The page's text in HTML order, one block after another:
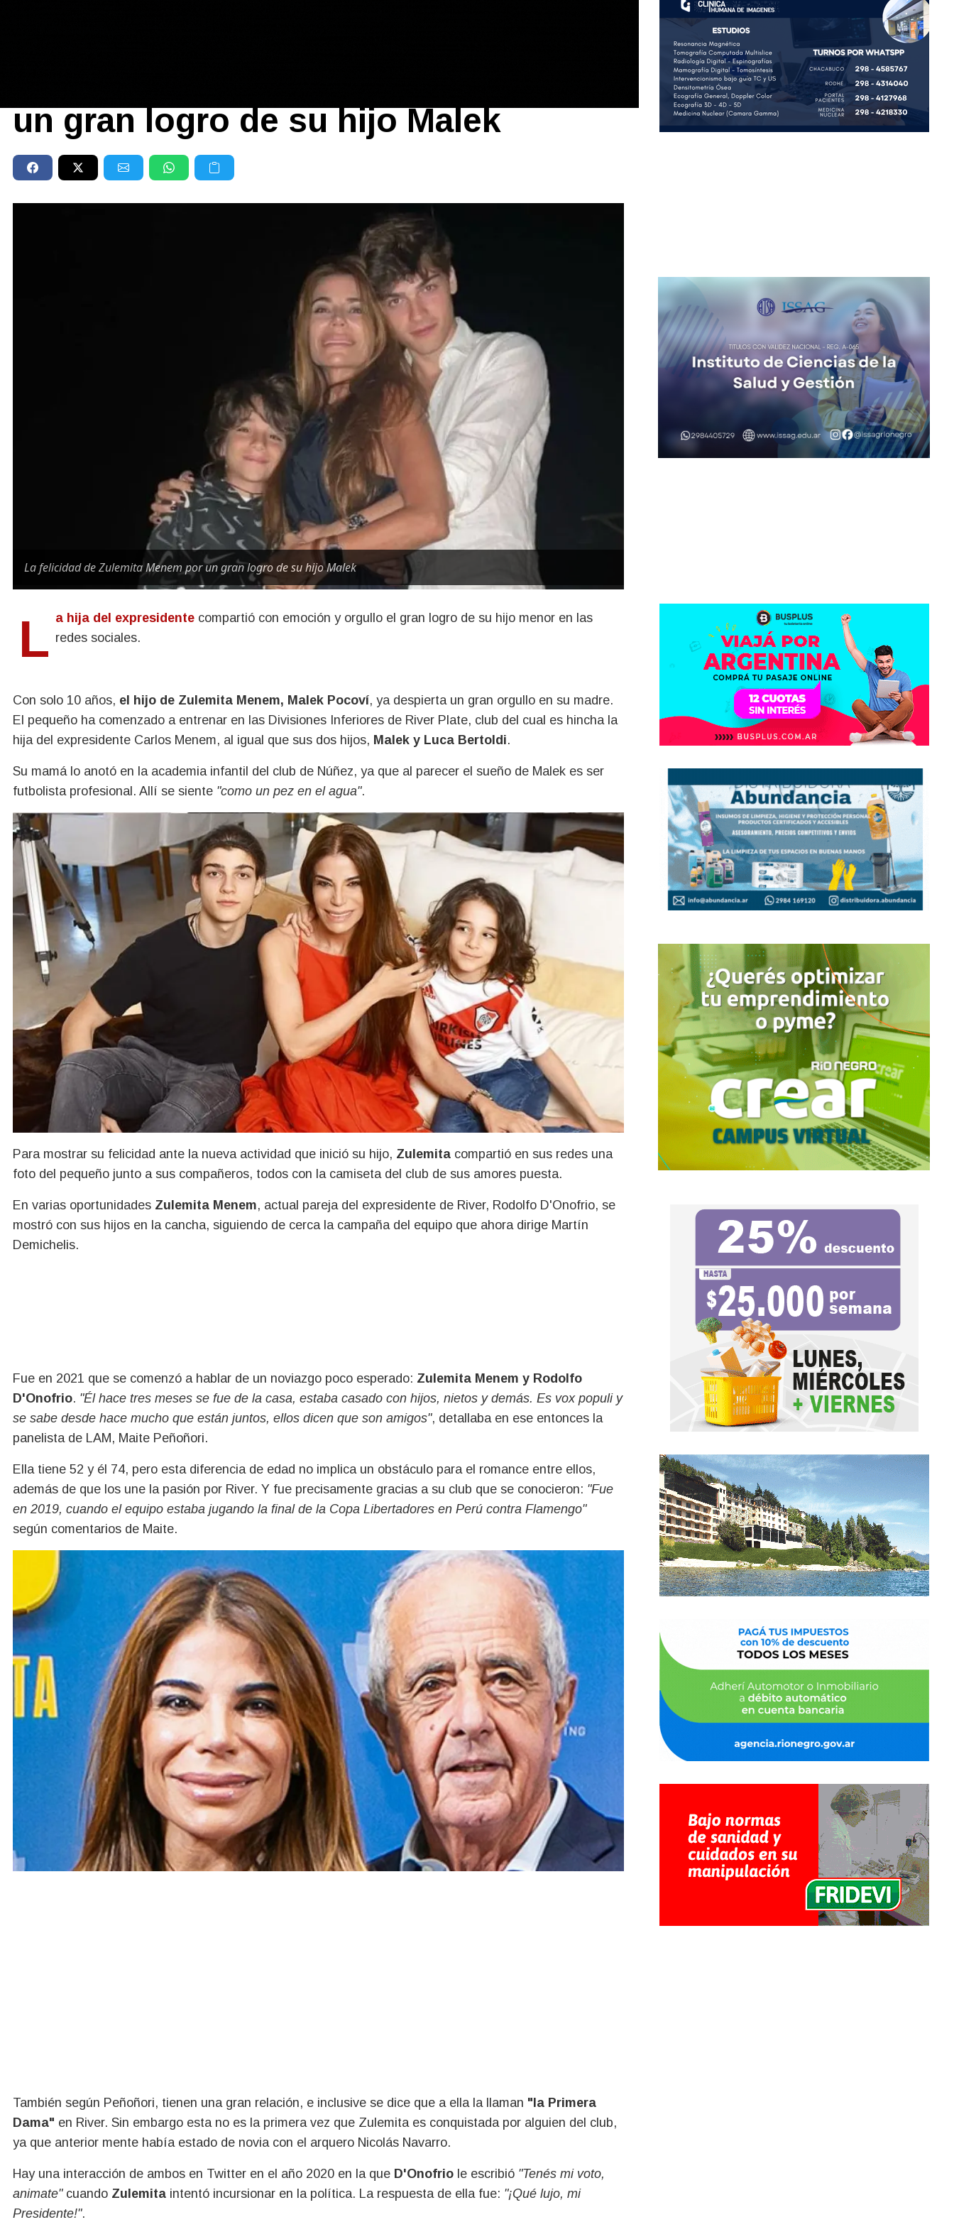
un gran logro de su hijo Malek
La felicidad de Zulemita Menem por un gran logro de su hijo Malek
La hija del expresidente compartió con emoción y orgullo el gran logro de su hijo menor en las
redes sociales.
Con solo 10 años, el hijo de Zulemita Menem, Malek Pocoví, ya despierta un gran orgullo en su madre.
El pequeño ha comenzado a entrenar en las Divisiones Inferiores de River Plate, club del cual es hincha la
hija del expresidente Carlos Menem, al igual que sus dos hijos, Malek y Luca Bertoldi.
Su mamá lo anotó en la academia infantil del club de Núñez, ya que al parecer el sueño de Malek es ser
futbolista profesional. Allí se siente "como un pez en el agua".
Para mostrar su felicidad ante la nueva actividad que inició su hijo, Zulemita compartió en sus redes una
foto del pequeño junto a sus compañeros, todos con la camiseta del club de sus amores puesta.
En varias oportunidades Zulemita Menem, actual pareja del expresidente de River, Rodolfo D'Onofrio, se
mostró con sus hijos en la cancha, siguiendo de cerca la campaña del equipo que ahora dirige Martín
Demichelis.
Fue en 2021 que se comenzó a hablar de un noviazgo poco esperado: Zulemita Menem y Rodolfo
D'Onofrio. "Él hace tres meses se fue de la casa, estaba casado con hijos, nietos y demás. Es vox populi y
se sabe desde hace mucho que están juntos, ellos dicen que son amigos", detallaba en ese entonces la
panelista de LAM, Maite Peñoñori.
Ella tiene 52 y él 74, pero esta diferencia de edad no implica un obstáculo para el romance entre ellos,
además de que los une la pasión por River. Y fue precisamente gracias a su club que se conocieron: "Fue
en 2019, cuando el equipo estaba jugando la final de la Copa Libertadores en Perú contra Flamengo"
según comentarios de Maite.
También según Peñoñori, tienen una gran relación, e inclusive se dice que a ella la llaman "la Primera
Dama" en River. Sin embargo esta no es la primera vez que Zulemita es conquistada por alguien del club,
ya que anterior mente había estado de novia con el arquero Nicolás Navarro.
Hay una interacción de ambos en Twitter en el año 2020 en la que D'Onofrio le escribió "Tenés mi voto,
animate"cuando Zulemita intentó incursionar en la política. La respuesta de ella fue: "¡Qué lujo, mi
Presidente!".